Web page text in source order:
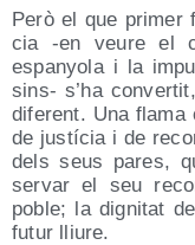
Però el que pri­mer
cia ‑en veu­re el
espan­yo­la i la
sins- s’ha
dife­rent. Una fla­ma
de jus­tí­cia i de
dels seus pares,
ser­var el seu
poble; la dig­ni­tat
futur lliure.